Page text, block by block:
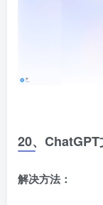
20、ChatGPT
解决方法：